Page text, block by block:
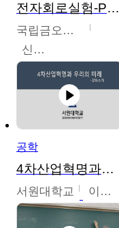
전자회로실험-PSPICE 시뮬레이션
국립금오공과대학교
신경욱
공학
4차산업혁명과우리의미래
서원대학교 이병권